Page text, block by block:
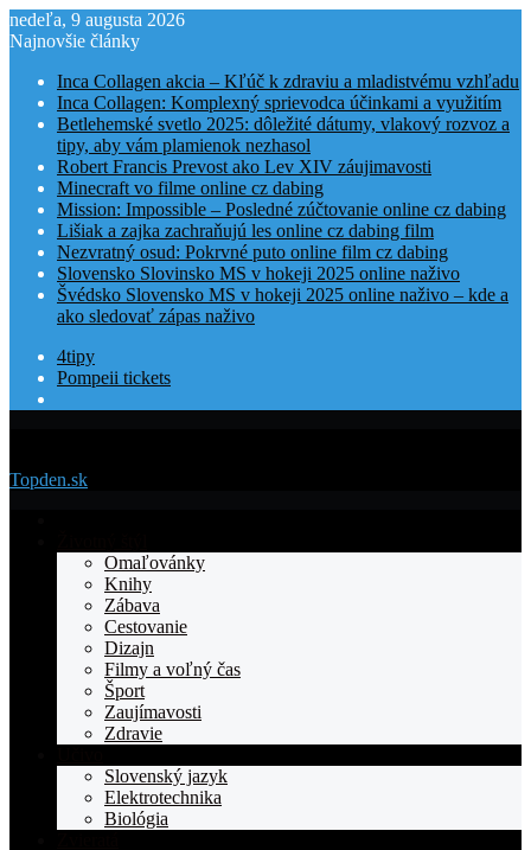
nedeľa, 9 augusta 2026
Najnovšie články
Inca Collagen akcia – Kľúč k zdraviu a mladistvému vzhľadu
Inca Collagen: Komplexný sprievodca účinkami a využitím
Betlehemské svetlo 2025: dôležité dátumy, vlakový rozvoz a
tipy, aby vám plamienok nezhasol
Robert Francis Prevost ako Lev XIV záujimavosti
Minecraft vo filme online cz dabing
Mission: Impossible – Posledné zúčtovanie online cz dabing
Lišiak a zajka zachraňujú les online cz dabing film
Nezvratný osud: Pokrvné puto online film cz dabing
Slovensko Slovinsko MS v hokeji 2025 online naživo
Švédsko Slovensko MS v hokeji 2025 online naživo – kde a
ako sledovať zápas naživo
4tipy
Pompeii tickets
Topden.sk
TOPden.skOmaľovánky
Knihy
Zábava
Cestovanie
Dizajn
Filmy a voľný čas
Šport
Zaujímavosti
Zdravie
Slovenský jazyk
Elektrotechnika
Biológia